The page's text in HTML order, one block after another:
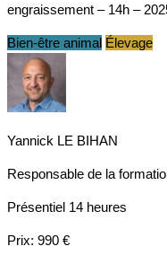
engraissement – 14h –
Bien-être animal Élevage
Yannick LE BIHAN
Responsable de la
Présentiel 14 heures
Prix: 990 €